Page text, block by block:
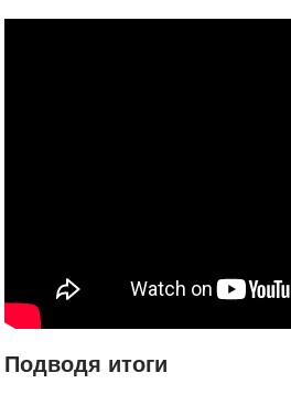
Подводя итоги